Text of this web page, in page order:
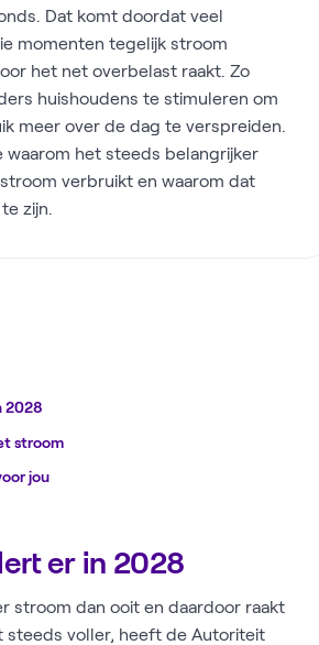
Dat komt doordat veel
momenten tegelijk stroom
het net overbelast raakt. Zo
huishoudens te stimuleren om
meer over de dag te verspreiden.
waarom het steeds belangrijker
verbruikt en waarom dat
zijn.
2028
stroom
jou
er in 2028
stroom dan ooit en daardoor raakt
steeds voller, heeft de Autoriteit